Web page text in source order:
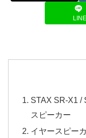
LINE
STAX SR-X1 /
スピーカー
イヤースピー